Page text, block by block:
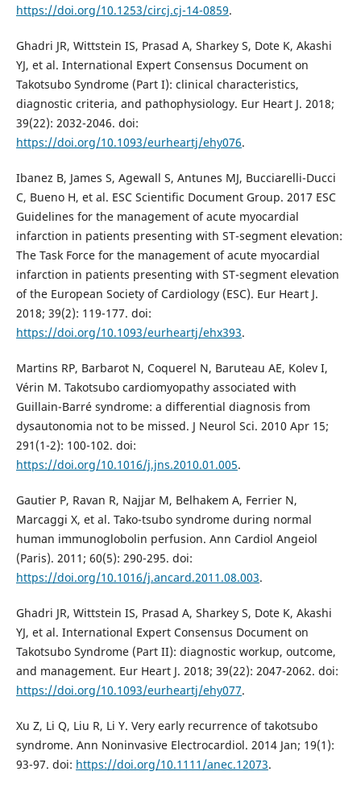
https://doi.org/10.1253/circj.cj-14-0859.
Ghadri JR, Wittstein IS, Prasad A, Sharkey S, Dote K, Akashi
YJ, et al. International Expert Consensus Document on
Takotsubo Syndrome (Part I): clinical characteristics,
diagnostic criteria, and pathophysiology. Eur Heart J. 2018;
39(22): 2032-2046. doi:
https://doi.org/10.1093/eurheartj/ehy076.
Ibanez B, James S, Agewall S, Antunes MJ, Bucciarelli-Ducci
C, Bueno H, et al. ESC Scientific Document Group. 2017 ESC
Guidelines for the management of acute myocardial
infarction in patients presenting with ST-segment elevation:
The Task Force for the management of acute myocardial
infarction in patients presenting with ST-segment elevation
of the European Society of Cardiology (ESC). Eur Heart J.
2018; 39(2): 119-177. doi:
https://doi.org/10.1093/eurheartj/ehx393.
Martins RP, Barbarot N, Coquerel N, Baruteau AE, Kolev I,
Vérin M. Takotsubo cardiomyopathy associated with
Guillain-Barré syndrome: a differential diagnosis from
dysautonomia not to be missed. J Neurol Sci. 2010 Apr 15;
291(1-2): 100-102. doi:
https://doi.org/10.1016/j.jns.2010.01.005.
Gautier P, Ravan R, Najjar M, Belhakem A, Ferrier N,
Marcaggi X, et al. Tako-tsubo syndrome during normal
human immunoglobolin perfusion. Ann Cardiol Angeiol
(Paris). 2011; 60(5): 290-295. doi:
https://doi.org/10.1016/j.ancard.2011.08.003.
Ghadri JR, Wittstein IS, Prasad A, Sharkey S, Dote K, Akashi
YJ, et al. International Expert Consensus Document on
Takotsubo Syndrome (Part II): diagnostic workup, outcome,
and management. Eur Heart J. 2018; 39(22): 2047-2062. doi:
https://doi.org/10.1093/eurheartj/ehy077.
Xu Z, Li Q, Liu R, Li Y. Very early recurrence of takotsubo
syndrome. Ann Noninvasive Electrocardiol. 2014 Jan; 19(1):
93-97. doi: https://doi.org/10.1111/anec.12073.